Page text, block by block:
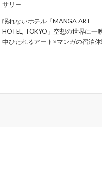
サリー
眠れないホテル「MANGA ART
HOTEL, TOKYO」空想の世界に一
中ひたれるアート×マンガの宿泊